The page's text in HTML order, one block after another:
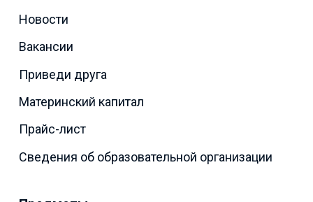
Новости
Вакансии
Приведи друга
Материнский капитал
Прайс-лист
Сведения об образовательной организации